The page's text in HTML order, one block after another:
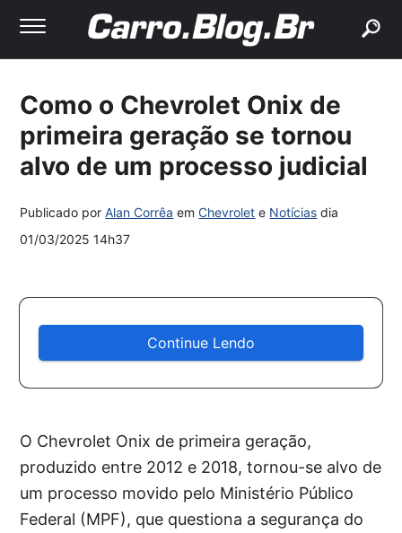
Como o Chevrolet Onix de
primeira geração se tornou
alvo de um processo judicial
Publicado porAlan Corrêa emChevrolet e Notícias dia
01/03/2025 14h37
Continue Lendo
O Chevrolet Onix de primeira geração,
produzido entre 2012 e 2018, tornou-se alvo de
um processo movido pelo Ministério Público
Federal (MPF), que questiona a segurança do